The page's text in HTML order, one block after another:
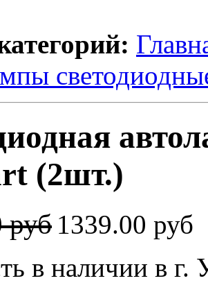
(2шт.)
руб 1339.00 руб
в наличии в г.